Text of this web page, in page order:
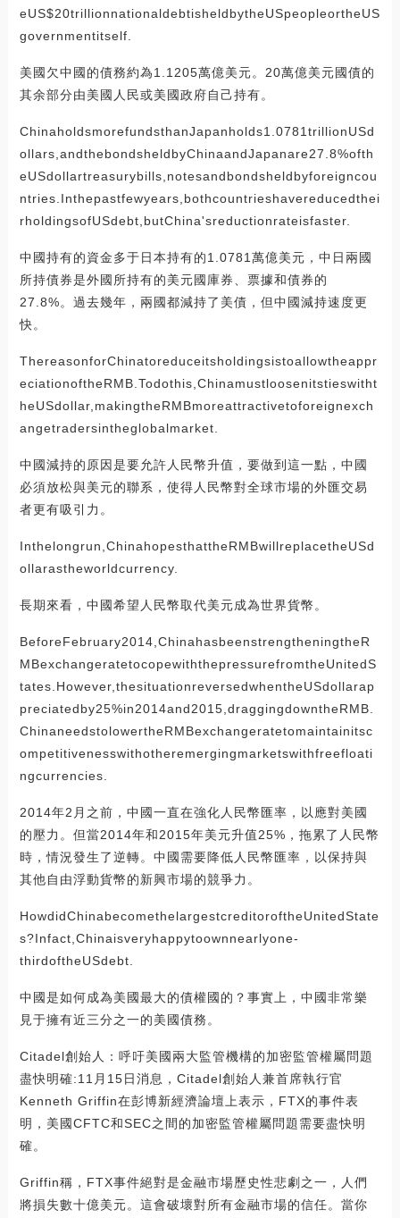
eUS$20trillionnationaldebtisheldbytheUSpeopleortheUS
governmentitself.
美國欠中國的債務約為1.1205萬億美元。20萬億美元國債的
其余部分由美國人民或美國政府自己持有。
ChinaholdsmorefundsthanJapanholds1.0781trillionUSd
ollars,andthebondsheldbyChinaandJapanare27.8%ofth
eUSdollartreasurybills,notesandbondsheldbyforeigncou
ntries.Inthepastfewyears,bothcountrieshavereducedthei
rholdingsofUSdebt,butChina'sreductionrateisfaster.
中國持有的資金多于日本持有的1.0781萬億美元，中日兩國
所持債券是外國所持有的美元國庫券、票據和債券的
27.8%。過去幾年，兩國都減持了美債，但中國減持速度更
快。
ThereasonforChinatoreduceitsholdingsistoallowtheappr
eciationoftheRMB.Todothis,Chinamustloosenitstieswitht
heUSdollar,makingtheRMBmoreattractivetoforeignexch
angetradersintheglobalmarket.
中國減持的原因是要允許人民幣升值，要做到這一點，中國
必須放松與美元的聯系，使得人民幣對全球市場的外匯交易
者更有吸引力。
Inthelongrun,ChinahopesthattheRMBwillreplacetheUSd
ollarastheworldcurrency.
長期來看，中國希望人民幣取代美元成為世界貨幣。
BeforeFebruary2014,ChinahasbeenstrengtheningtheR
MBexchangeratetocopewiththepressurefromtheUnitedS
tates.However,thesituationreversedwhentheUSdollarap
preciatedby25%in2014and2015,draggingdowntheRMB.
ChinaneedstolowertheRMBexchangeratetomaintainitsc
ompetitivenesswithotheremergingmarketswithfreefloati
ngcurrencies.
2014年2月之前，中國一直在強化人民幣匯率，以應對美國
的壓力。但當2014年和2015年美元升值25%，拖累了人民幣
時，情況發生了逆轉。中國需要降低人民幣匯率，以保持與
其他自由浮動貨幣的新興市場的競爭力。
HowdidChinabecomethelargestcreditoroftheUnitedState
s?Infact,Chinaisveryhappytoownnearlyone-
thirdoftheUSdebt.
中國是如何成為美國最大的債權國的？事實上，中國非常樂
見于擁有近三分之一的美國債務。
Citadel創始人：呼吁美國兩大監管機構的加密監管權屬問題
盡快明確:11月15日消息，Citadel創始人兼首席執行官
Kenneth Griffin在彭博新經濟論壇上表示，FTX的事件表
明，美國CFTC和SEC之間的加密監管權屬問題需要盡快明
確。
Griffin稱，FTX事件絕對是金融市場歷史性悲劇之一，人們
將損失數十億美元。這會破壞對所有金融市場的信任。當你